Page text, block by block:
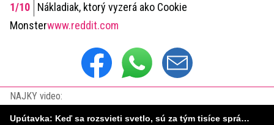
Nákladiak, ktorý vyzerá ako Cookie
Monsterwww.reddit.com
NAJKY video:
Upútavka: Keď sa rozsvieti svetlo, sú za tým tisíce správnych rozhodnutí. Ako vzniká infraštruktúra, ktorú nevnímame?